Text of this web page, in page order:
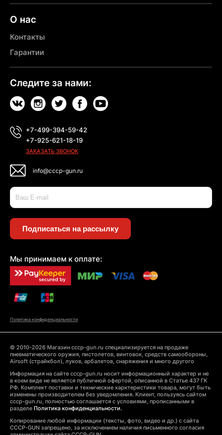
О нас
Контакты
Гарантии
Следите за нами:
+7-499-394-59-42
+7-925-621-18-19
ЗАКАЗАТЬ ЗВОНОК
info@cccp-gun.ru
Подписаться на рассылку
Мы принимаем к оплате:
Политика конфиденциальности
© 2010-2026 Магазин cccp-gun.ru специализируется на продаже
пневматического оружия, пистолетов, винтовок, средств самообороны,
Airsoft (страйкбол), луков, арбалетов, снаряжения и много другого
Информация на сайте cccp-gun.ru носит информационный характер и не
в коем виде не является публичной офертой, описанной в Статье 437 ГК
РФ. Комплект поставки и технические харктеристики товара, могут быть
изменены производителем без уведомления. Клиент, пользуясь сайтом
cccp-gun.ru, полностью соглашается с условиями, прописанными в
разделе Политика конфиденциальности.
Копирование любой информации (тексты, фото, видео и др.) с сайта
CCCP-GUN запрещено, за исключением наличия письменного согласия